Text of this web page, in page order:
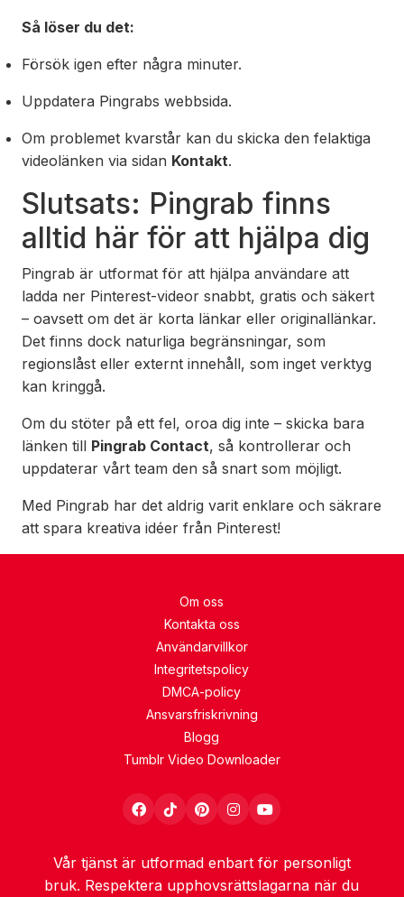
Så löser du det:
Försök igen efter några minuter.
Uppdatera Pingrabs webbsida.
Om problemet kvarstår kan du skicka den felaktiga
videolänken via sidan Kontakt.
Slutsats: Pingrab finns
alltid här för att hjälpa dig
Pingrab är utformat för att hjälpa användare att
ladda ner Pinterest-videor snabbt, gratis och säkert
– oavsett om det är korta länkar eller originallänkar.
Det finns dock naturliga begränsningar, som
regionslåst eller externt innehåll, som inget verktyg
kan kringgå.
Om du stöter på ett fel, oroa dig inte – skicka bara
länken till Pingrab Contact, så kontrollerar och
uppdaterar vårt team den så snart som möjligt.
Med Pingrab har det aldrig varit enklare och säkrare
att spara kreativa idéer från Pinterest!
Om oss
Kontakta oss
Användarvillkor
Integritetspolicy
DMCA-policy
Ansvarsfriskrivning
Blogg
Tumblr Video Downloader
Vår tjänst är utformad enbart för personligt
bruk. Respektera upphovsrättslagarna när du